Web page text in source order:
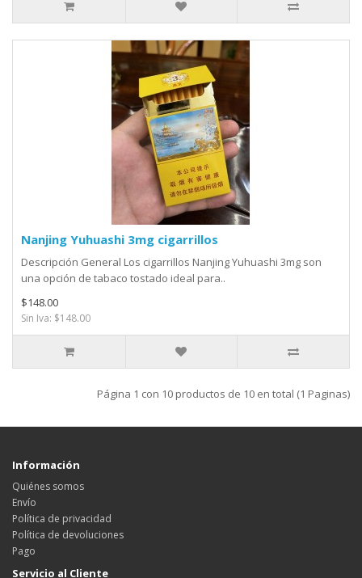
Nanjing Yuhuashi 3mg cigarrillos
Descripción General Los cigarrillos Nanjing Yuhuashi 3mg son
una opción de tabaco tostado ideal para..
$148.00
Sin Iva: $148.00
Página 1 con 10 productos de 10 en total (1 Paginas)
Información
Quiénes somos
Envío
Política de privacidad
Política de devoluciones
Pago
Servicio al Cliente